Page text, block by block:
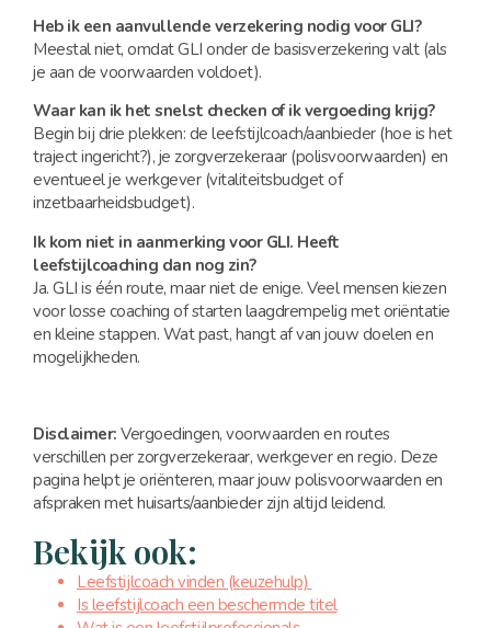
Heb ik een aanvullende verzekering nodig voor GLI?
Meestal niet, omdat GLI onder de basisverzekering valt (als
je aan de voorwaarden voldoet).
Waar kan ik het snelst checken of ik vergoeding krijg?
Begin bij drie plekken: de leefstijlcoach/aanbieder (hoe is het
traject ingericht?), je zorgverzekeraar (polisvoorwaarden) en
eventueel je werkgever (vitaliteitsbudget of
inzetbaarheidsbudget).
Ik kom niet in aanmerking voor GLI. Heeft
leefstijlcoaching dan nog zin?
Ja. GLI is één route, maar niet de enige. Veel mensen kiezen
voor losse coaching of starten laagdrempelig met oriëntatie
en kleine stappen. Wat past, hangt af van jouw doelen en
mogelijkheden.
Disclaimer: Vergoedingen, voorwaarden en routes
verschillen per zorgverzekeraar, werkgever en regio. Deze
pagina helpt je oriënteren, maar jouw polisvoorwaarden en
afspraken met huisarts/aanbieder zijn altijd leidend.
Bekijk ook:
Leefstijlcoach vinden (keuzehulp)
Is leefstijlcoach een beschermde titel